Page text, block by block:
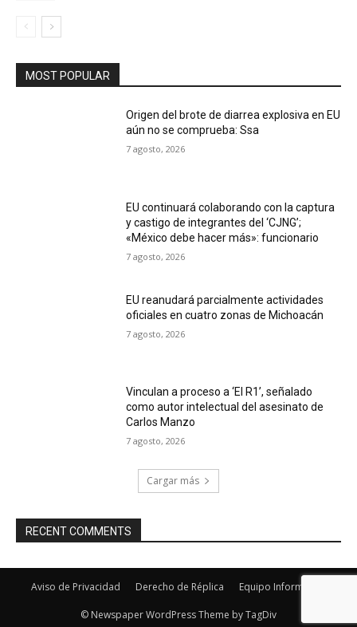
MOST POPULAR
Origen del brote de diarrea explosiva en EU
aún no se comprueba: Ssa
7 agosto, 2026
EU continuará colaborando con la captura
y castigo de integrantes del ‘CJNG’;
«México debe hacer más»: funcionario
7 agosto, 2026
EU reanudará parcialmente actividades
oficiales en cuatro zonas de Michoacán
7 agosto, 2026
Vinculan a proceso a ‘El R1’, señalado
como autor intelectual del asesinato de
Carlos Manzo
7 agosto, 2026
Cargar más
RECENT COMMENTS
Aviso de Privacidad Derecho de Réplica Equipo Informativo
© Newspaper WordPress Theme by TagDiv